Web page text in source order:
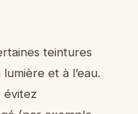
teintures
et à l’eau.
évitez